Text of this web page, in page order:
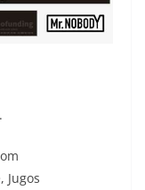
Jugos